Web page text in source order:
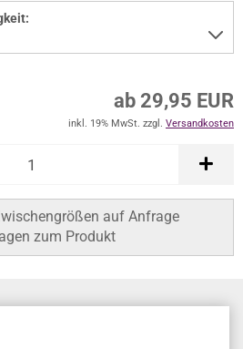
ab 29,95 EUR
inkl. 19% MwSt. zzgl. Versandkosten
auf Anfrage
zum Produkt